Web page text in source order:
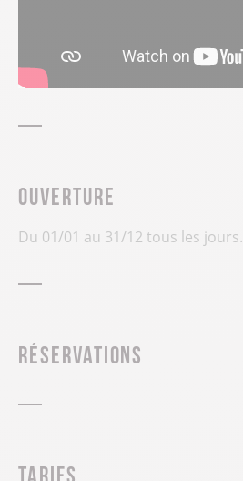
Ouverture
Du 01/01 au 31/12 tous les jours.
Réservations
Tarifs